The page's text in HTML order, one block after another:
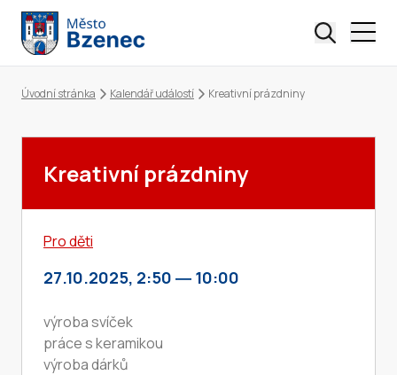
Drobečková navigace
Úvodní stránka Kalendář událostí Kreativní prázdniny
Kreativní prázdniny
Pro děti
27.10.2025, 2:50 ― 10:00
výroba svíček
práce s keramikou
výroba dárků